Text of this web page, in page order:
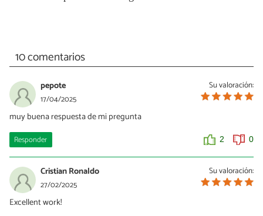
10 comentarios
Su valoración:
pepote
17/04/2025
muy buena respuesta de mi pregunta
Responder 2 0
Su valoración:
Cristian Ronaldo
27/02/2025
Excellent work!